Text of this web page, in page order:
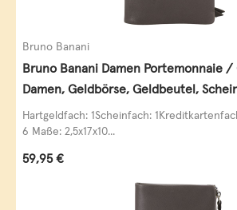
Bruno Banani
Bruno Banani Damen Portemonnaie
Damen, Geldbörse, Geldbeutel,
Leder
Hartgeldfach: 1Scheinfach:
6 Maße: 2,5x17x10...
Regulärer Preis:
59,95 €